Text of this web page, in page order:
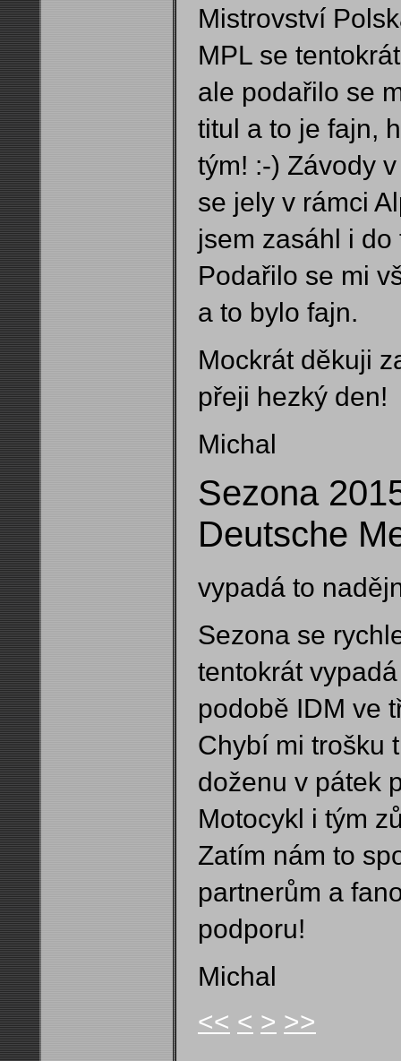
Mistrovství
MPL se
ale podařilo se
titul a to je fajn,
tým! :-) Závody
se jely v rámci
jsem zasáhl i
Podařilo se mi
a to bylo fajn.
Mockrát děkuji
přeji hezký den!
Michal
Sezona
Deutsche
vypadá to
Sezona se
tentokrát
podobě IDM ve
Chybí mi trošku
doženu v pátek
Motocykl i tým
Zatím nám to
partnerům a
podporu!
Michal
<< < > >>